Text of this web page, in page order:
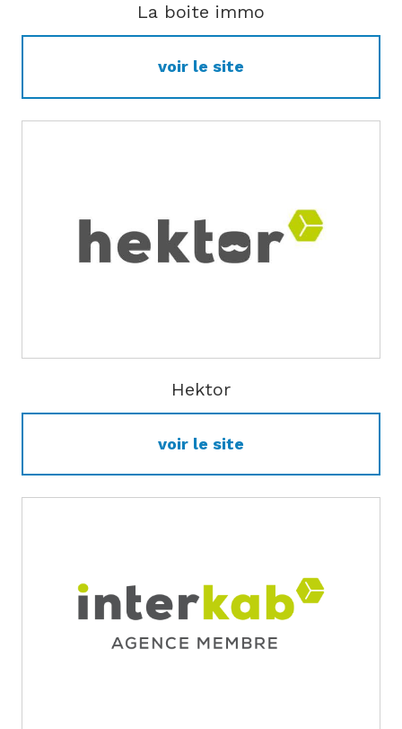
La boite immo
voir le site
Hektor
voir le site